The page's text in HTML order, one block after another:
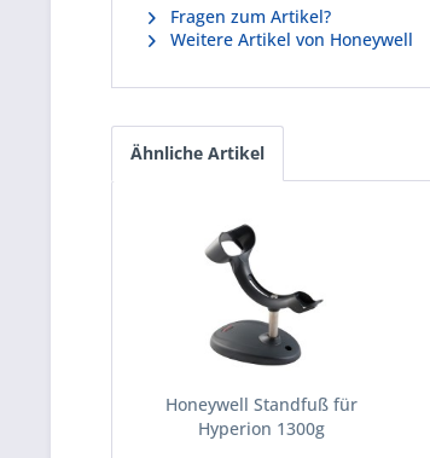
Fragen zum Artikel?
Weitere Artikel von Honeywell
Ähnliche Artikel
Honeywell Standfuß für
Hyperion 1300g